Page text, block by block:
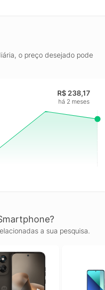
o preço desejado pode
R$ 238,17
há 2 meses
a sua pesquisa.